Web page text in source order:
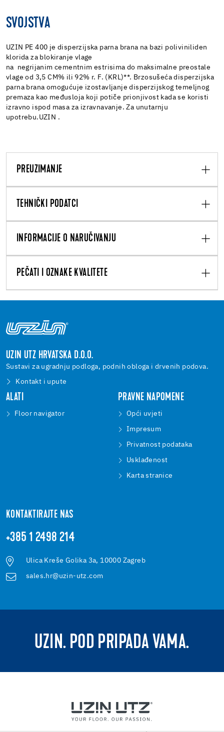
SVOJSTVA
UZIN PE 400 je disperzijska parna brana na bazi poliviniliden
klorida za blokiranje vlage
na negrijanim cementnim estrisima do maksimalne preostale
vlage od 3,5 CM% ili 92% r. F. (KRL)**. Brzosušeća disperzijska
parna brana omogućuje izostavljanje disperzijskog temeljnog
premaza kao međusloja koji potiče prionjivost kada se koristi
izravno ispod masa za izravnavanje. Za unutarnju
upotrebu.UZIN .
PREUZIMANJE
TEHNIČKI PODATCI
INFORMACIJE O NARUČIVANJU
PEČATI I OZNAKE KVALITETE
UZIN UTZ HRVATSKA D.O.O.
Sustavi za ugradnju podloga, podnih obloga i drvenih podova.
Kontakt i upute
ALATI
Floor navigator
PRAVNE NAPOMENE
Opći uvjeti
Impresum
Privatnost podataka
Usklađenost
Karta stranice
KONTAKTIRAJTE NAS
+385 1 2498 214
Ulica Kreše Golika 3a, 10000 Zagreb
sales.hr@uzin-utz.com
UZIN. POD PRIPADA VAMA.